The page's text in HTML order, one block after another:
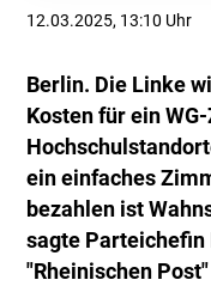
12.03.2025, 13:10 Uhr
Berlin. Die Linke
Kosten für ein
ein einfaches
bezahlen ist
sagte Parteichefin
"Rheinischen